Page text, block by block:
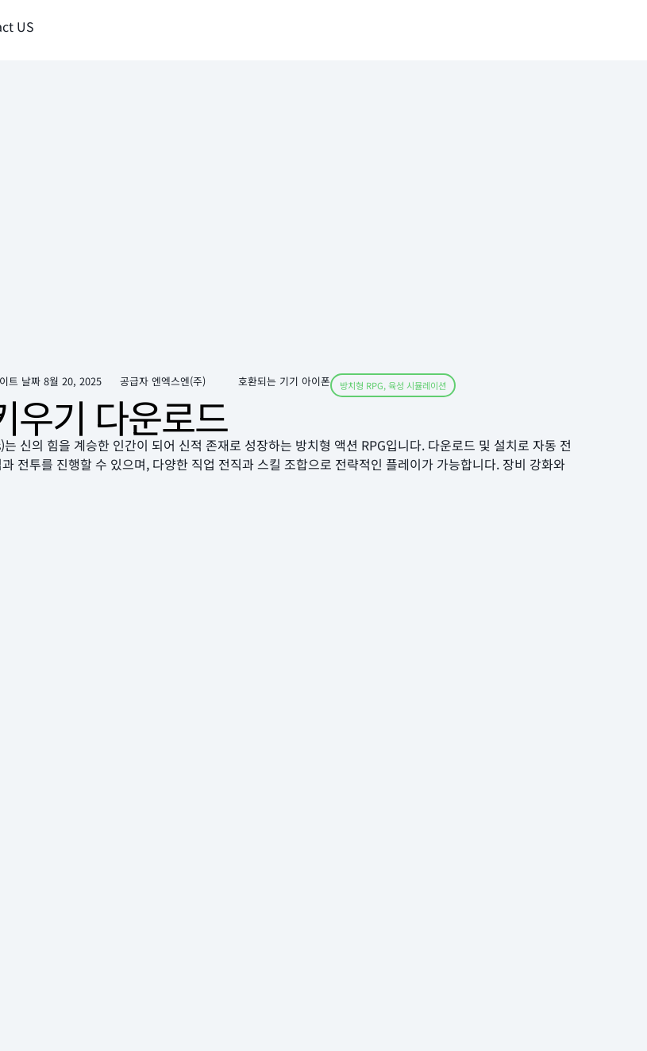
US
트 날짜 8월 20, 2025 공급자 엔엑스엔(주) 호환되는 기기 아이폰 방치형 RPG,육성 시뮬레이션
우기 다운로드
신의 힘을 계승한 인간이 되어 신적 존재로 성장하는 방치형 액션 RPG입니다. 다운로드 및 설치로 자동 전
전투를 진행할 수 있으며, 다양한 직업 전직과 스킬 조합으로 전략적인 플레이가 가능합니다. 장비 강화와